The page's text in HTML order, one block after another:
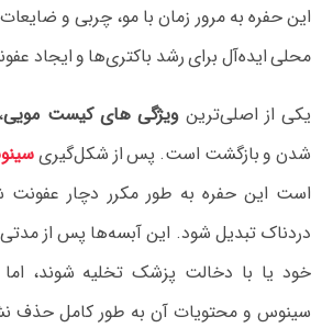
این حفره به مرور زمان با مو، چربی و
محلی ایده‌آل برای رشد باکتری‌ها و ایجاد
یکی از اصلی‌ترینویژگی های کیست مویی
شدن و بازگشت است. پس از شکل‌گیری
است این حفره به طور مکرر دچار
دردناک تبدیل شود. این آبسه‌ها پس از
خود یا با دخالت پزشک تخلیه شوند، اما
سینوس و محتویات آن به طور کامل حذف